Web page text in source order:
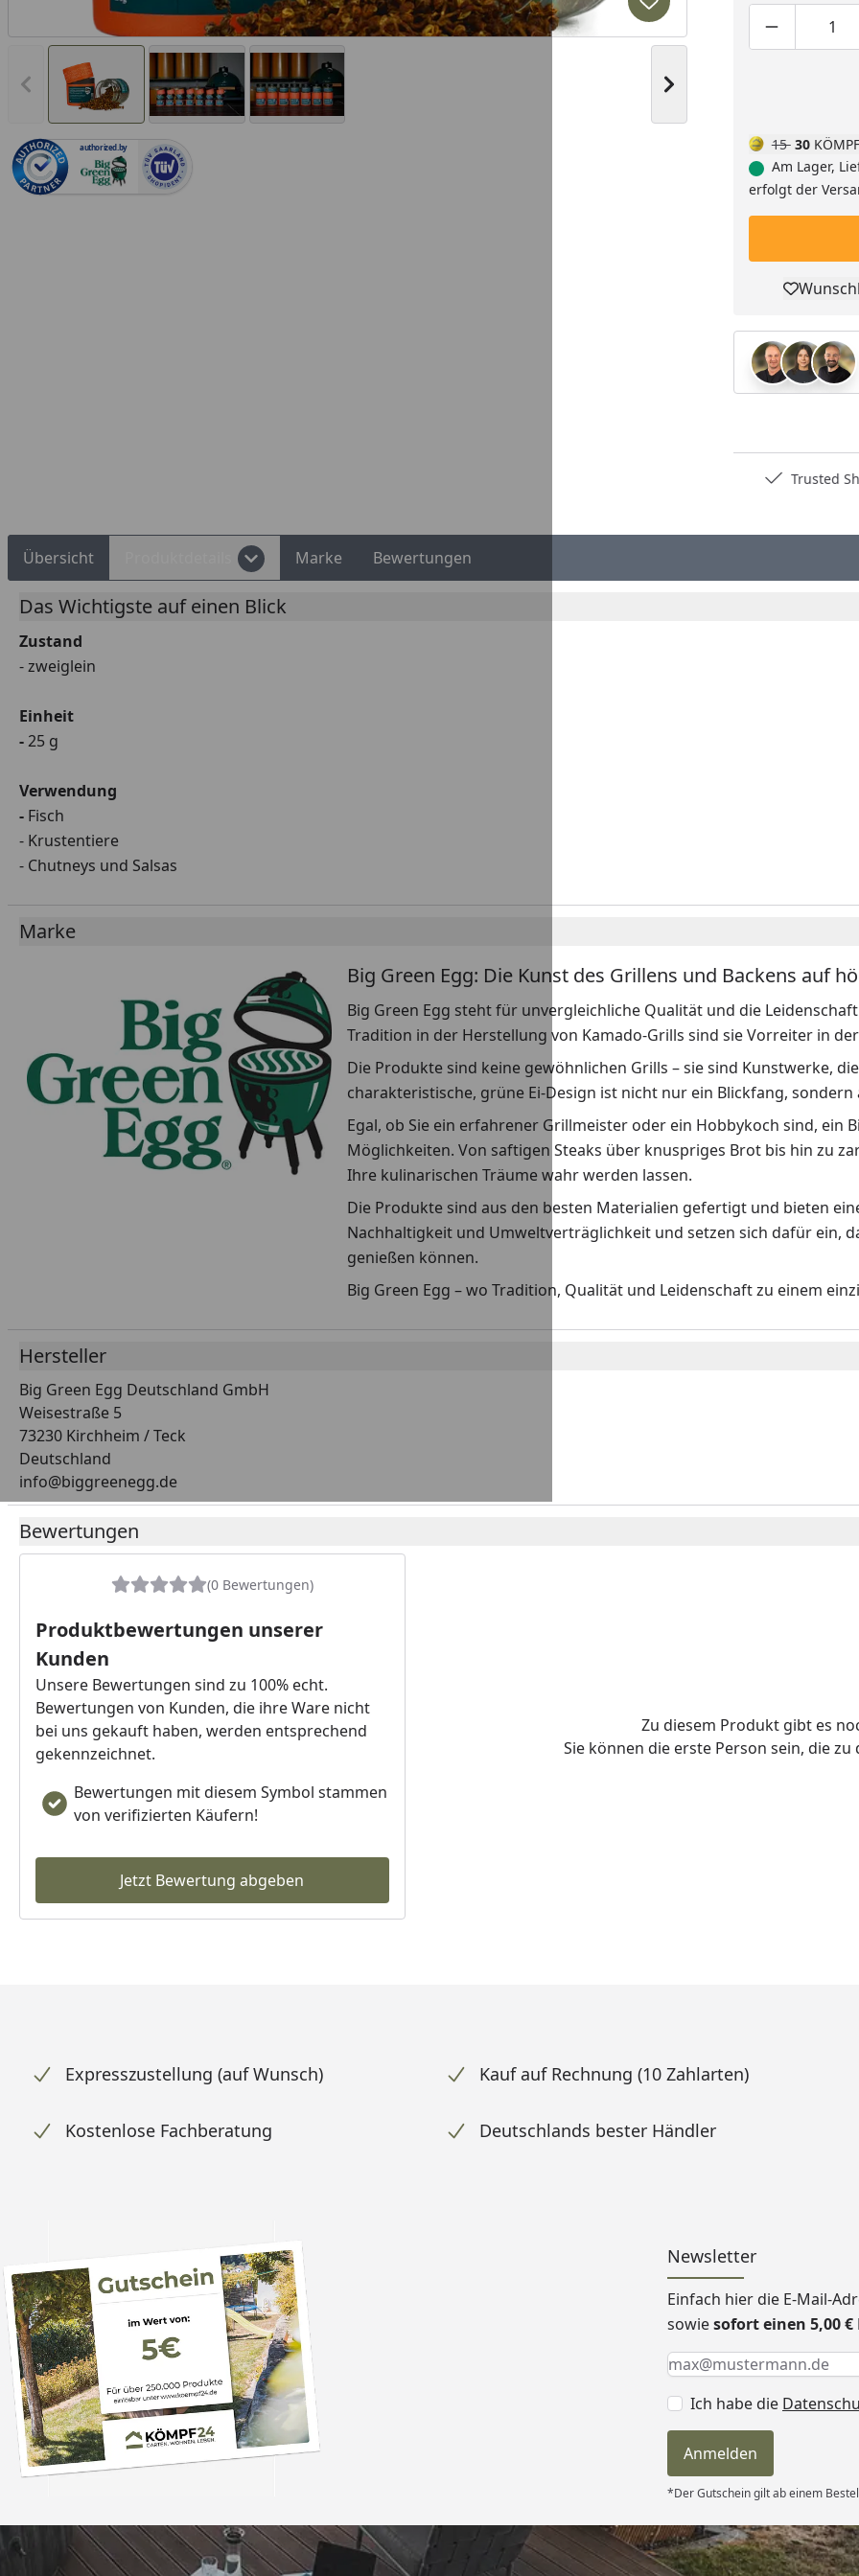
Vorheriges Bild anzeigen Nächstes Bild anzeigen
Produkt zur Wunschliste
authorized.by
15 30
Am Lager,
erfolgt der
Trusted
Übersicht Marke Bewertungen
Das Wichtigste auf einen Blick
Zustand
- zweiglein
Einheit
-25 g
Verwendung
- Fisch
- Krustentiere
- Chutneys und Salsas
Marke
Big Green Egg: Die Kunst des Grillens und Backens auf
Big Green Egg steht für unvergleichliche Qualität und die
Tradition in der Herstellung von Kamado-Grills sind sie Vorreiter in
Die Produkte sind keine gewöhnlichen Grills – sie sind Kunstwerke,
charakteristische, grüne Ei-Design ist nicht nur ein Blickfang,
Egal, ob Sie ein erfahrener Grillmeister oder ein Hobbykoch sind, ein
Möglichkeiten. Von saftigen Steaks über knuspriges Brot bis hin zu
Ihre kulinarischen Träume wahr werden lassen.
Die Produkte sind aus den besten Materialien gefertigt und bieten
Nachhaltigkeit und Umweltverträglichkeit und setzen sich dafür ein,
genießen können.
Big Green Egg – wo Tradition, Qualität und Leidenschaft zu einem
Hersteller
Big Green Egg Deutschland GmbH
Weisestraße 5
73230 Kirchheim / Teck
Deutschland
info@biggreenegg.de
Bewertungen
(0 Bewertungen)
Produktbewertungen unserer
Kunden
Unsere Bewertungen sind zu 100% echt.
Bewertungen von Kunden, die ihre Ware nicht
bei uns gekauft haben, werden entsprechend
gekennzeichnet.
Bewertungen mit diesem Symbol stammen
von verifizierten Käufern!
Jetzt Bewertung abgeben
Zu diesem Produkt gibt es
Sie können die erste Person sein, die
Expresszustellung (auf Wunsch) Kauf auf Rechnung (10 Zahlarten)
Kostenlose Fachberatung Deutschlands bester Händler
Newsletter
Einfach hier die E-Mail-
sowiesofort einen 5,00
Keine Eingabe erforderlich
Eingabe erforderlich
E-Mail *
Ich habe die
Anmelden
*Der Gutschein gilt ab einem